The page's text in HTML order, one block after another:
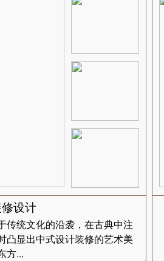
设计
传统文化的沿袭，在古典中注
凸显出中式设计装修的艺术美
方...